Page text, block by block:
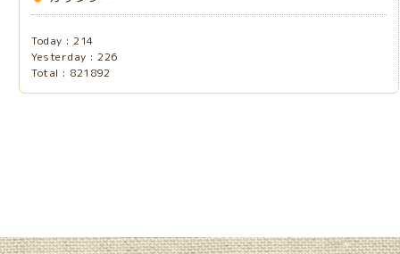
Today :214
Yesterday :226
Total : 821892